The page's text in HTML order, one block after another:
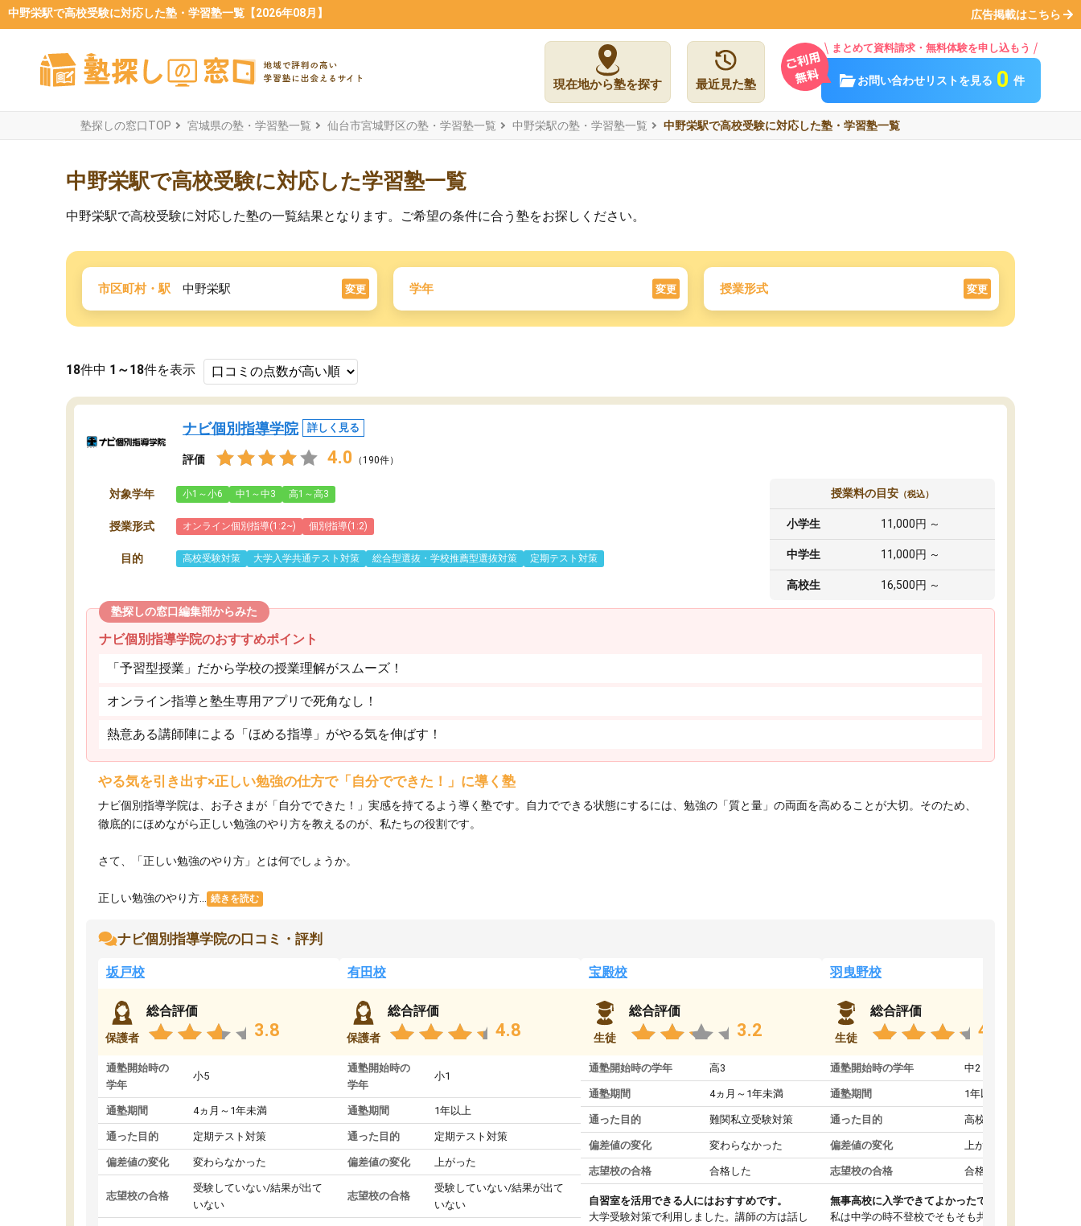
中野栄駅で高校受験に対応した塾・学習塾一覧【2026年08月】 広告掲載はこちら
現在地から塾を探す 最近見た塾
まとめて資料請求・無料体験を申し込もう
お問い合わせリストを見る 0 件
塾探しの窓口TOP 宮城県の塾・学習塾一覧 仙台市宮城野区の塾・学習塾一覧 中野栄駅の塾・学習塾一覧 中野栄駅で高校受験に対応した塾・学習塾一覧
中野栄駅で高校受験に対応した学習塾一覧
中野栄駅で高校受験に対応した塾の一覧結果となります。ご希望の条件に合う塾をお探しください。
市区町村・駅 中野栄駅 変更 学年 変更 授業形式 変更
18件中 1～18件を表示
ナビ個別指導学院 詳しく見る
評価 4.0 （190件）
対象学年 小1～小6 中1～中3 高1～高3
授業形式 オンライン個別指導(1:2~) 個別指導(1:2)
目的 高校受験対策 大学入学共通テスト対策 総合型選抜・学校推薦型選抜対策 定期テスト対策
授業料の目安 （税込）
小学生 11,000円 ～
中学生 11,000円 ～
高校生 16,500円 ～
塾探しの窓口編集部からみた
ナビ個別指導学院のおすすめポイント
「予習型授業」だから学校の授業理解がスムーズ！
オンライン指導と塾生専用アプリで死角なし！
熱意ある講師陣による「ほめる指導」がやる気を伸ばす！
やる気を引き出す×正しい勉強の仕方で「自分でできた！」に導く塾
ナビ個別指導学院は、お子さまが「自分でできた！」実感を持てるよう導く塾です。自力でできる状態にするには、勉強の「質と量」の両面を高めることが大切。そのため、
徹底的にほめながら正しい勉強のやり方を教えるのが、私たちの役割です。
さて、「正しい勉強のやり方」とは何でしょうか。
正しい勉強のやり方... 続きを読む
ナビ個別指導学院の口コミ・評判
坂戸校
保護者
総合評価
3.8
通塾開始時の
学年
小5
通塾期間 4ヵ月～1年未満
通った目的 定期テスト対策
偏差値の変化 変わらなかった
志望校の合格
受験していない/結果が出て
いない
有田校
保護者
総合評価
4.8
通塾開始時の
学年
小1
通塾期間 1年以上
通った目的 定期テスト対策
偏差値の変化 上がった
志望校の合格
受験していない/結果が出て
いない
宝殿校
生徒
総合評価
3.2
通塾開始時の学年 高3
通塾期間 4ヵ月～1年未満
通った目的 難関私立受験対策
偏差値の変化 変わらなかった
志望校の合格 合格した
自習室を活用できる人にはおすすめです。
大学受験対策で利用しました。講師の方は話し
羽曳野校
生徒
総合評価
4.6
通塾開始時の学年 中2
通塾期間 1年以上
通った目的 高校受験対策
偏差値の変化 上がった
志望校の合格 合格した
無事高校に入学できてよかったです。
私は中学の時不登校でそもそも共学の高校なん